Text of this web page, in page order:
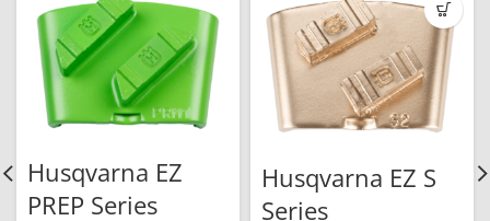
Husqvarna EZ
PREP Series
Husqvarna EZ S
Series